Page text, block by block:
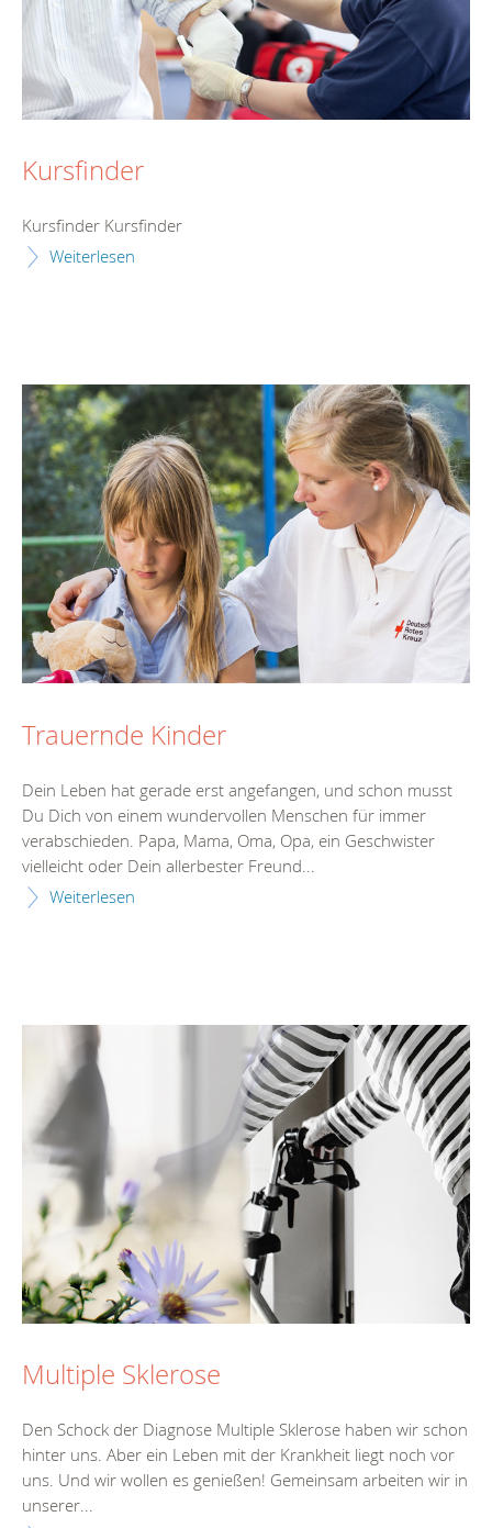
Kursfinder
Kursfinder Kursfinder
Weiterlesen
Trauernde Kinder
Dein Leben hat gerade erst angefangen, und schon musst
Du Dich von einem wundervollen Menschen für immer
verabschieden. Papa, Mama, Oma, Opa, ein Geschwister
vielleicht oder Dein allerbester Freund...
Weiterlesen
Multiple Sklerose
Den Schock der Diagnose Multiple Sklerose haben wir schon
hinter uns. Aber ein Leben mit der Krankheit liegt noch vor
uns. Und wir wollen es genießen! Gemeinsam arbeiten wir in
unserer...